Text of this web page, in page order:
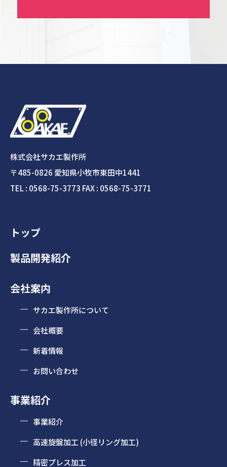
株式会社サカエ製作所
〒485-0826 愛知県小牧市東田中1441
TEL : 0568-75-3773 FAX : 0568-75-3771
トップ
製品開発紹介
会社案内
サカエ製作所について
会社概要
新着情報
お問い合わせ
事業紹介
事業紹介
高速旋盤加工 (小径リング加工)
精密プレス加工